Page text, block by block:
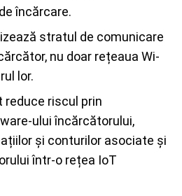
încărcare.
stratul de comunicare
nu doar rețeaua Wi-
lor.
reduce riscul prin
ului încărcătorului,
și conturilor asociate și
într-o rețea IoT